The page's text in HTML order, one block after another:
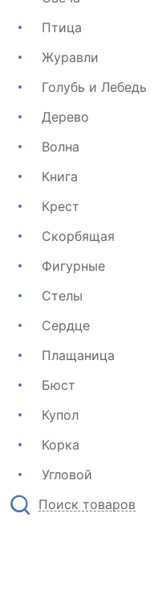
Птица
Журавли
Голубь и Лебедь
Дерево
Волна
Книга
Крест
Скорбящая
Фигурные
Стелы
Сердце
Плащаница
Бюст
Купол
Корка
Угловой
Поиск товаров